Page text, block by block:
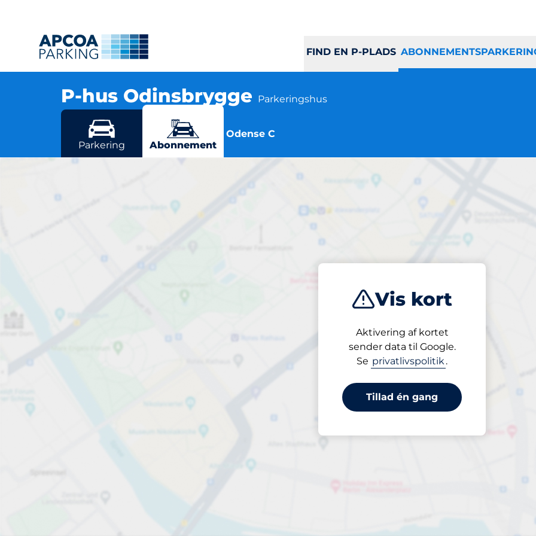
FIND EN P-PLADS
P-hus Odinsbrygge Parkeringshus
Havnegade 2, 5000 Odense C
Flere parkeringsmuligheder i Odense C
Vis kort
Aktivering af kortet
sender data til Google.
Se privatlivspolitik.
Tillad én gang
Parkering Abonnement
Parkeringsabonnement på pladsen
P-hus Odinsbrygge
Åben nu
Tilbud for abonnement og